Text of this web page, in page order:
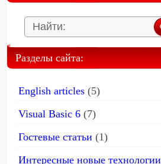
Разделы сайта:
English articles(5)
Visual Basic 6(7)
Гостевые статьи (1)
Интересные новые технологии